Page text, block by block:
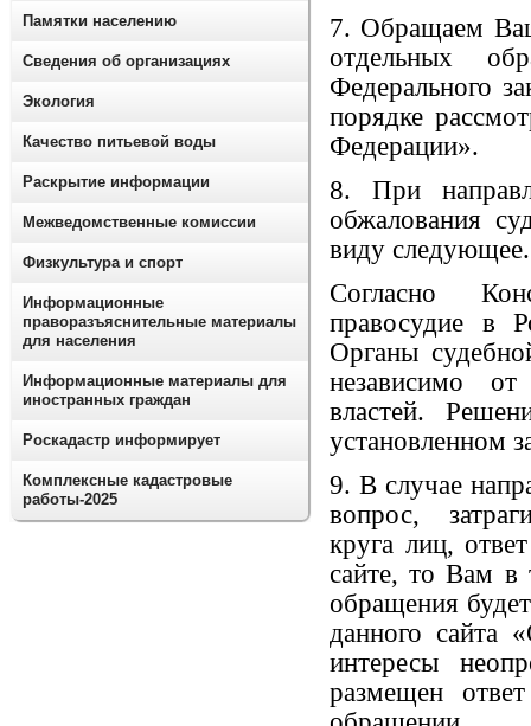
7. Обращаем
отдельных
Федерального
порядке
Федерации».
8. При
обжалования
виду следующее.
Согласно
правосудие в
Органы
независимо от
властей.
установленном
9. В случае
вопрос,
круга лиц,
сайте, то Вам в
обращения
данного сайта
интересы
размещен
Памятки населению
Сведения об организациях
Экология
Качество питьевой воды
Раскрытие информации
Межведомственные комиссии
Физкультура и спорт
Информационные
праворазъяснительные материалы
для населения
Информационные материалы для
иностранных граждан
Роскадастр информирует
Комплексные кадастровые
работы-2025